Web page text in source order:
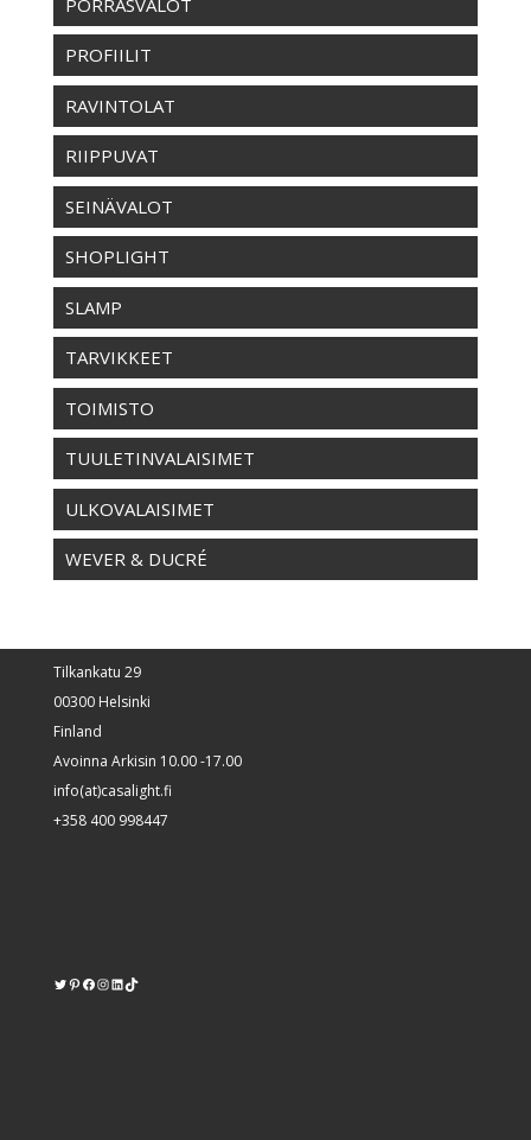
PROFIILIT
RAVINTOLAT
RIIPPUVAT
SEINÄVALOT
SHOPLIGHT
SLAMP
TARVIKKEET
TOIMISTO
TUULETINVALAISIMET
ULKOVALAISIMET
WEVER & DUCRÉ
Tilkankatu 29
00300 Helsinki
Finland
Avoinna Arkisin 10.00 -17.00
info(at)casalight.fi
+358 400 998447
Twitter
Pinterest
https://www.facebook.com/kodinvalaisin/
Instagram
LinkedIn
TikTok